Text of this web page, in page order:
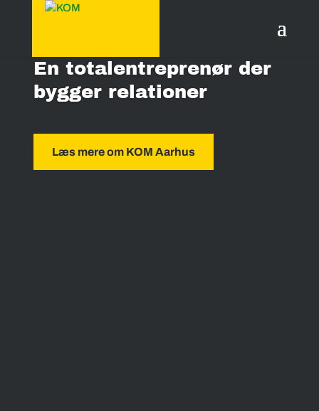
En totalentreprenør der
bygger relationer
Læs mere om KOM Aarhus